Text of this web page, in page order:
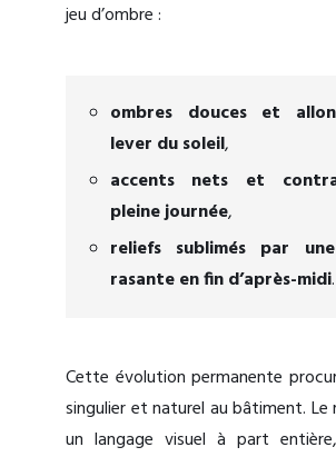
jeu d’ombre :
ombres douces et
lever du soleil,
accents nets et
pleine journée,
reliefs sublimés par
rasante en fin d’après-midi.
Cette évolution permanente
singulier et naturel au bâtiment.
un langage visuel à part